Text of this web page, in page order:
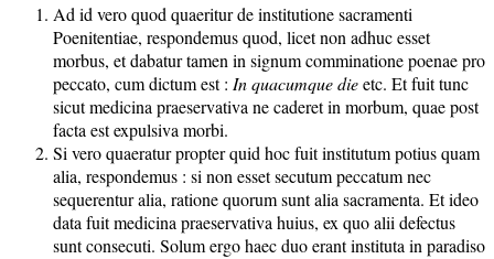
Ad id vero quod quaeritur de institutione sacramenti
Poenitentiae, respondemus quod, licet non adhuc esset
morbus, et dabatur tamen in signum comminatione poenae pro
peccato, cum dictum est : In quacumque dieetc. Et fuit tunc
sicut medicina praeservativa ne caderet in morbum, quae post
facta est expulsiva morbi.
Si vero quaeratur propter quid hoc fuit institutum potius quam
alia, respondemus : si non esset secutum peccatum nec
sequerentur alia, ratione quorum sunt alia sacramenta. Et ideo
data fuit medicina praeservativa huius, ex quo alii defectus
sunt consecuti. Solum ergo haec duo erant instituta in paradiso